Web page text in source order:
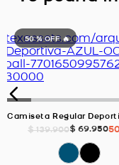
50 % OFF 🔥
$ 139.900$ 69.950